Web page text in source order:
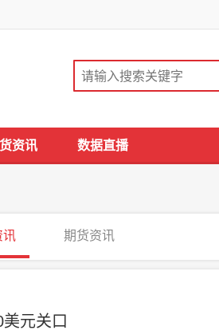
资讯 数据直播
讯 期货资讯
元关口